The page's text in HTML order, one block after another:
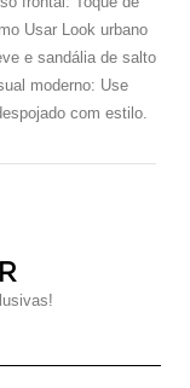
Usar Look urbano
e sandália de salto
moderno: Use
com estilo.